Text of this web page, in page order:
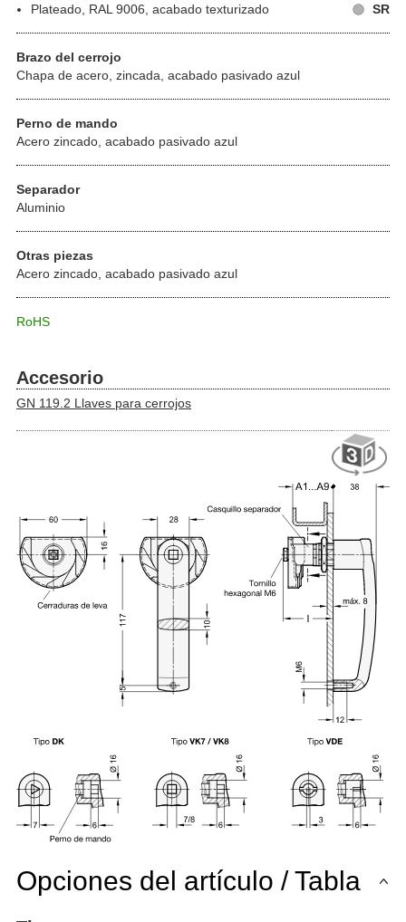
Plateado, RAL 9006, acabado texturizado
SR
Brazo del cerrojo
Chapa de acero, zincada, acabado pasivado azul
Perno de mando
Acero zincado, acabado pasivado azul
Separador
Aluminio
Otras piezas
Acero zincado, acabado pasivado azul
RoHS
Accesorio
GN 119.2 Llaves para cerrojos
Opciones del artículo / Tabla